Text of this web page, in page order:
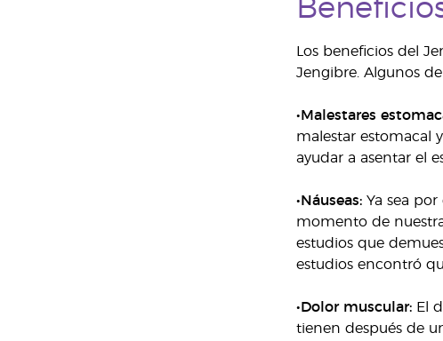
Los beneficios del
Jengibre. Algunos
•Malestares
malestar estomacal
ayudar a asentar el
•Náuseas:Ya sea por
momento de
estudios que
estudios encontró
•Dolor muscular:El
tienen después de